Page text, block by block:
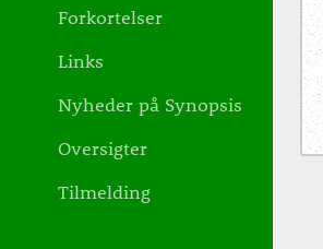
Forkortelser
Links
Nyheder på Synopsis
Oversigter
Tilmelding